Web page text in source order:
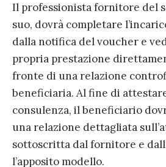
Il professionista fornitore del
suo, dovrà completare
dalla notifica del voucher e
propria prestazione
fronte di una relazione
beneficiaria. Al fine di
consulenza, il beneficiario
una relazione dettagliata
sottoscritta dal fornitore e
l’apposito modello.